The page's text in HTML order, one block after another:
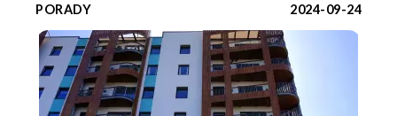
PORADY 2024-09-24